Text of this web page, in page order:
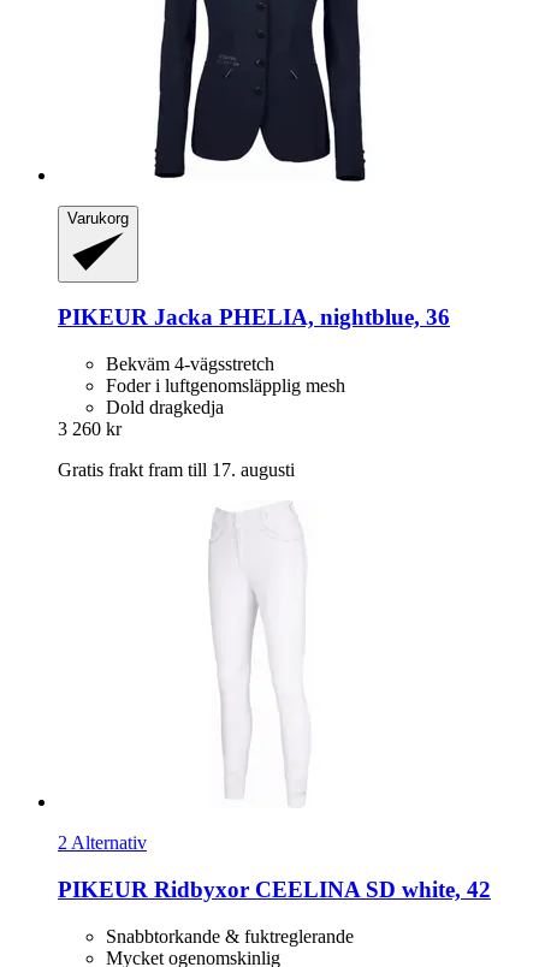
Varukorg
PIKEUR Jacka PHELIA, nightblue, 36
Bekväm 4-vägsstretch
Foder i luftgenomsläpplig mesh
Dold dragkedja
3 260 kr
Gratis frakt fram till 17. augusti
2 Alternativ
PIKEUR Ridbyxor CEELINA SD white, 42
Snabbtorkande & fuktreglerande
Mycket ogenomskinlig